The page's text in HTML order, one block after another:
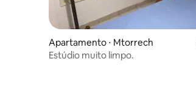
Apartamento ⋅ Mtorrech
Estúdio muito limpo.